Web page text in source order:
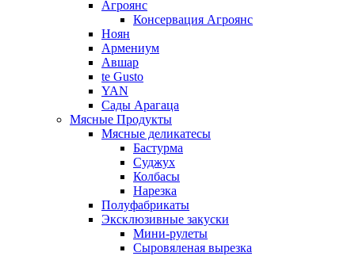
Агроянс
Консервация Агроянс
Ноян
Армениум
Авшар
te Gusto
YAN
Сады Арагаца
Мясные Продукты
Мясные деликатесы
Бастурма
Суджух
Колбасы
Нарезка
Полуфабрикаты
Эксклюзивные закуски
Мини-рулеты
Сыровяленая вырезка